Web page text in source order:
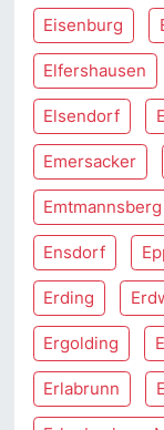
Eisenburg
Elfershausen
Elsendorf
Emersacker
Emtmannsberg
Ensdorf
Erding
Ergolding
Erlabrunn